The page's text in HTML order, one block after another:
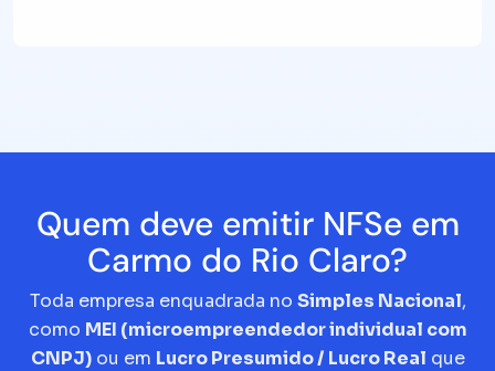
Quem deve emitir NFSe em
Carmo do Rio Claro?
Toda empresa enquadrada no Simples Nacional,
como MEI (microempreendedor individual com
CNPJ)ou em Lucro Presumido / Lucro Real que